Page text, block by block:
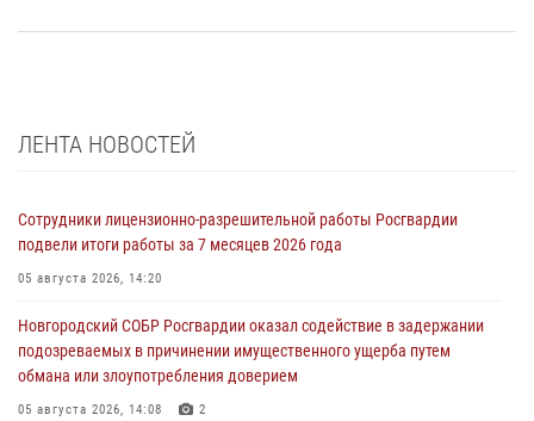
ЛЕНТА НОВОСТЕЙ
Сотрудники лицензионно-разрешительной работы Росгвардии
подвели итоги работы за 7 месяцев 2026 года
05 августа 2026, 14:20
Новгородский СОБР Росгвардии оказал содействие в задержании
подозреваемых в причинении имущественного ущерба путем
обмана или злоупотребления доверием
05 августа 2026, 14:08 2